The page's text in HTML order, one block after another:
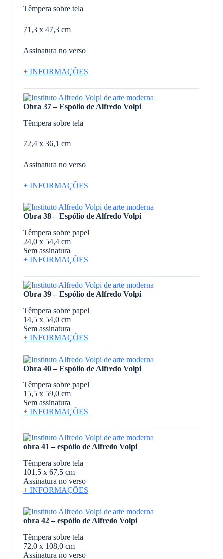
Têmpera sobre tela
71,3 x 47,3 cm
Assinatura no verso
+ INFORMAÇÕES
Obra 37 – Espólio de Alfredo Volpi
Têmpera sobre tela
72,4 x 36,1 cm
Assinatura no verso
+ INFORMAÇÕES
Obra 38 – Espólio de Alfredo Volpi
Têmpera sobre papel
24,0 x 54,4 cm
Sem assinatura
+ INFORMAÇÕES
Obra 39 – Espólio de Alfredo Volpi
Têmpera sobre papel
14,5 x 54,0 cm
Sem assinatura
+ INFORMAÇÕES
Obra 40 – Espólio de Alfredo Volpi
Têmpera sobre papel
15,5 x 59,0 cm
Sem assinatura
+ INFORMAÇÕES
obra 41 – espólio de Alfredo Volpi
Têmpera sobre tela
101,5 x 67,5 cm
Assinatura no verso
+ INFORMAÇÕES
obra 42 – espólio de Alfredo Volpi
Têmpera sobre tela
72,0 x 108,0 cm
Assinatura no verso